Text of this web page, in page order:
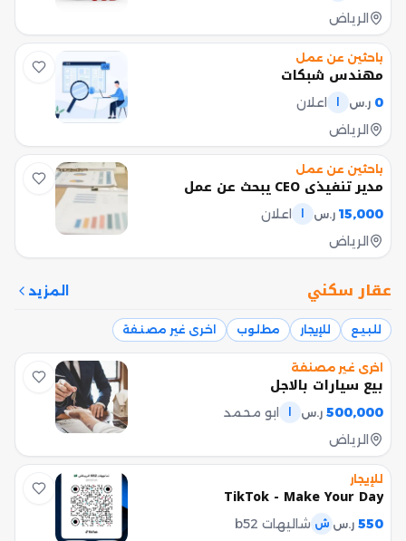
الرياض
باحثين عن عمل
مهندس شبكات
0 ر.س
اعلان
الرياض
باحثين عن عمل
مدير تنفيذي CEO يبحث عن عمل
15,000 ر.س
اعلان
الرياض
عقار سكني المزيد
للبيع للإيجار مطلوب اخرى غير مصنفة
اخرى غير مصنفة
بيع سيارات بالاجل
500,000 ر.س
ابو محمد
الرياض
للإيجار
TikTok - Make Your Day
550 ر.س ش شاليهات b52